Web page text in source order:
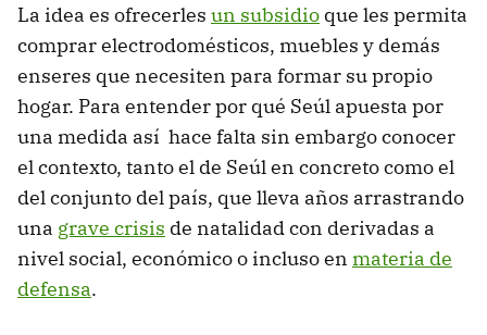
La idea es ofrecerles un subsidio que les permita
comprar electrodomésticos, muebles y demás
enseres que necesiten para formar su propio
hogar. Para entender por qué Seúl apuesta por
una medida así hace falta sin embargo conocer
el contexto, tanto el de Seúl en concreto como el
del conjunto del país, que lleva años arrastrando
una grave crisis de natalidad con derivadas a
nivel social, económico o incluso en materia de
defensa.